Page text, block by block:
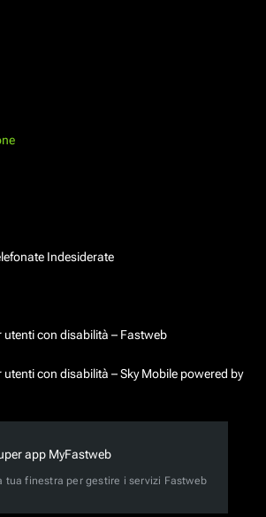
Indesiderate
utenti con disabilità – Fastweb
utenti con disabilità – Sky Mobile powered by
app MyFastweb
tua finestra per gestire i servizi Fastweb